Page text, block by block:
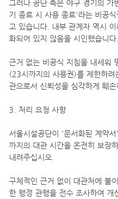
그러나 공단 측은 야구 경기의 가
기 종료 시 사용 종료'라는 비공
고 있습니다. 내부 관계자 역시 이
화되어 있지 않음을 시인했습니다.
근거 없는 비공식 지침을 내세워
(23시까지의 사용권)를 제한하려
관으로서 신뢰성을 심각하게 훼손
3. 처리 요청 사항
서울시설공단이 '문서화된 계약
까지의 대관 시간을 온전히 보장
내려주십시오.
구체적인 근거 없이 대관처에 불
한 행정 관행을 전수 조사하여 개